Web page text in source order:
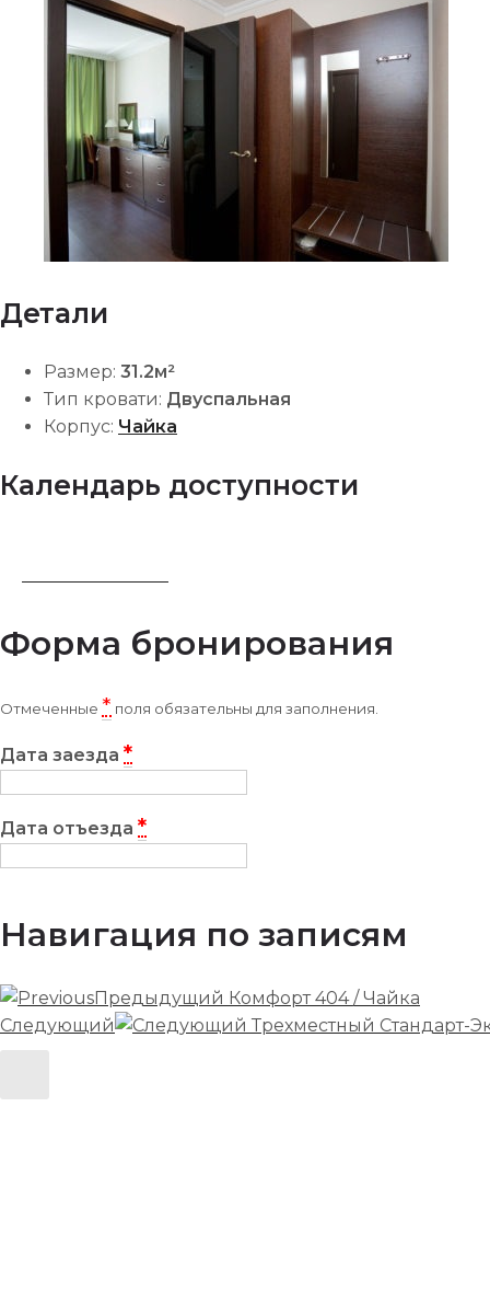
Детали
Размер: 31.2м²
Тип кровати: Двуспальная
Корпус: Чайка
Календарь доступности
Форма бронирования
Отмеченные * поля обязательны для заполнения.
Дата заезда *
Дата отъезда *
Навигация по записям
Предыдущий Комфорт 404 / Чайка
Следующий
Трехместный Стандарт-